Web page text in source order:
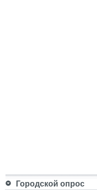
Городской опрос